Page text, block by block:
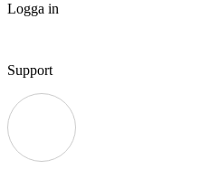
Logga in
Support